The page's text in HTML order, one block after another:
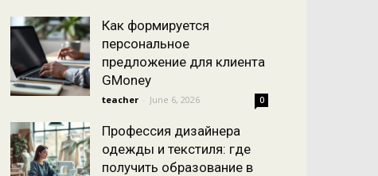
Как формируется
персональное
предложение для клиента
GMoney
teacher - June 6, 2026 0
Профессия дизайнера
одежды и текстиля: где
получить образование в